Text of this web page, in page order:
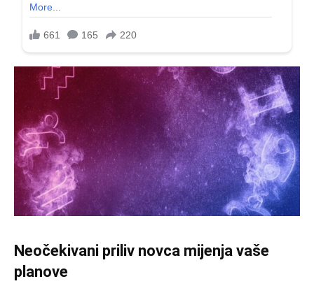
Neočekivani priliv novca mijenja vaše
planove